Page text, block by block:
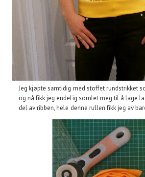
Jeg kjøpte samtidig med stoffet rundstrikket
og nå fikk jeg endelig somlet meg til å lage
del av ribben, hele denne rullen fikk jeg av